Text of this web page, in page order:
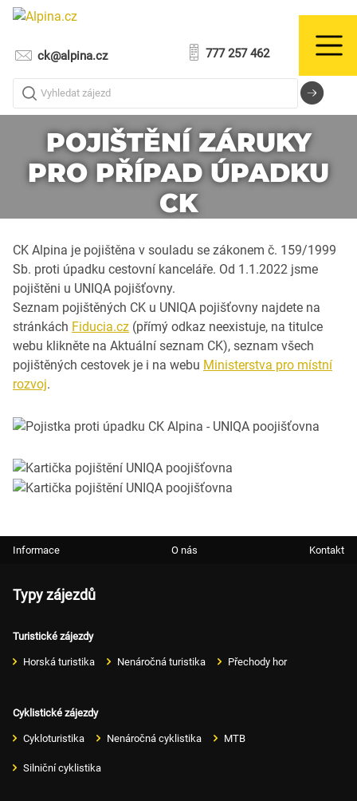
ck@alpina.cz 777 257 462
Vyhledat zájezd
POJIŠTĚNÍ ZÁRUKY
PRO PŘÍPAD ÚPADKU
CK
CK Alpina je pojištěna v souladu se zákonem č. 159/1999
Sb. proti úpadku cestovní kanceláře. Od 1.1.2022 jsme
pojištěni u UNIQA pojišťovny.
Seznam pojištěných CK u UNIQA pojišťovny najdete na
stránkách Fiducia.cz (přímý odkaz neexistuje, na titulce
webu klikněte na Aktuální seznam CK), seznam všech
pojištěných cestovek je i na webu Ministerstva pro místní
rozvoj.
Informace O nás Kontakt
Typy zájezdů
Turistické zájezdy
Horská turistika Nenáročná turistika Přechody hor
Cyklistické zájezdy
Cykloturistika Nenáročná cyklistika MTB
Silniční cyklistika